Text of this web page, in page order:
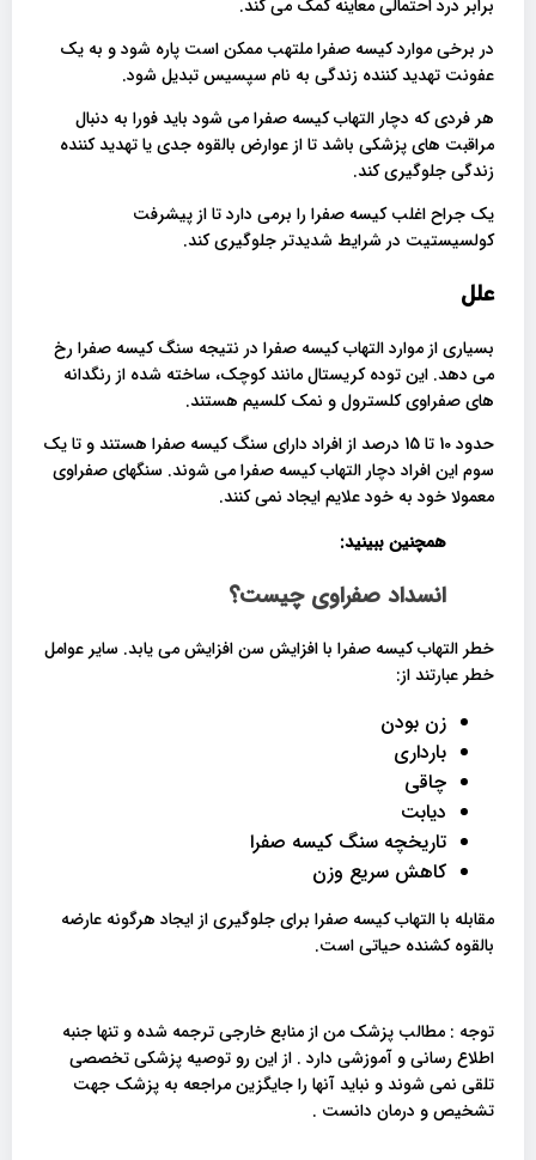
برابر درد احتمالی معاینه کمک می کند.
در برخی موارد کیسه صفرا ملتهب ممکن است پاره شود و به یک
عفونت تهدید کننده زندگی به نام سپسیس تبدیل شود.
هر فردی که دچار التهاب کیسه صفرا می شود باید فورا به دنبال
مراقبت های پزشکی باشد تا از عوارض بالقوه جدی یا تهدید کننده
زندگی جلوگیری کند.
یک جراح اغلب کیسه صفرا را برمی دارد تا از پیشرفت
کولسیستیت در شرایط شدیدتر جلوگیری کند.
علل
بسیاری از موارد التهاب کیسه صفرا در نتیجه سنگ کیسه صفرا رخ
می دهد. این توده کریستال مانند کوچک، ساخته شده از رنگدانه
های صفراوی کلسترول و نمک کلسیم هستند.
حدود 10 تا 15 درصد از افراد دارای سنگ کیسه صفرا هستند و تا یک
سوم این افراد دچار التهاب کیسه صفرا می شوند. سنگهای صفراوی
معمولا خود به خود علایم ایجاد نمی کنند.
همچنین ببینید:
انسداد صفراوی چیست؟
خطر التهاب کیسه صفرا با افزایش سن افزایش می یابد. سایر عوامل
خطر عبارتند از:
زن بودن
بارداری
چاقی
دیابت
تاریخچه سنگ کیسه صفرا
کاهش سریع وزن
مقابله با التهاب کیسه صفرا برای جلوگیری از ایجاد هرگونه عارضه
بالقوه کشنده حیاتی است.
توجه : مطالب پزشک من از منابع خارجی ترجمه شده و تنها جنبه
اطلاع رسانی و آموزشی دارد . از این رو توصیه پزشکی تخصصی
تلقی نمی شوند و نباید آنها را جایگزین مراجعه به پزشک جهت
تشخیص و درمان دانست .